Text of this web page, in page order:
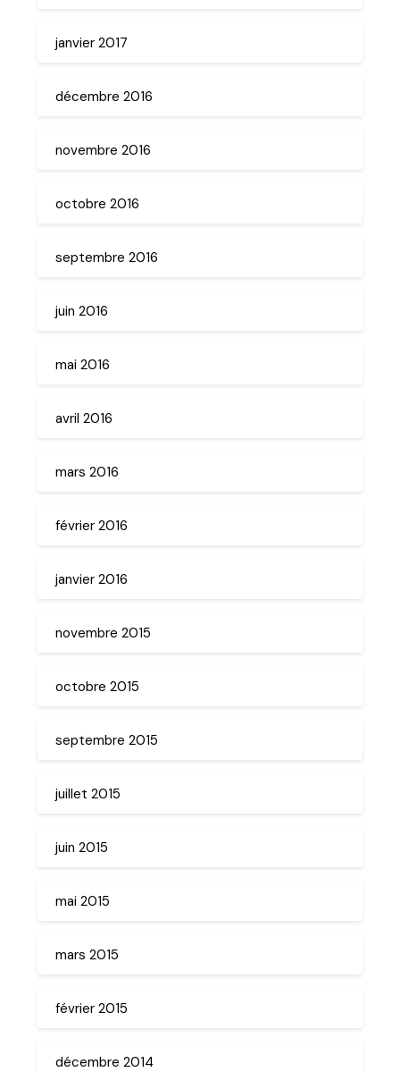
janvier 2017
décembre 2016
novembre 2016
octobre 2016
septembre 2016
juin 2016
mai 2016
avril 2016
mars 2016
février 2016
janvier 2016
novembre 2015
octobre 2015
septembre 2015
juillet 2015
juin 2015
mai 2015
mars 2015
février 2015
décembre 2014